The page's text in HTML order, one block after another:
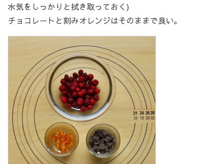
水気をしっかりと拭き取っておく)
チョコレートと刻みオレンジはそのままで良い。